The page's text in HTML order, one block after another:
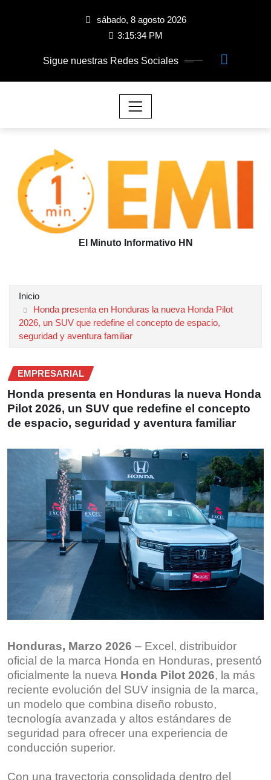
sábado, 8 agosto 2026
3:15:35 PM
Sigue nuestras Redes Sociales
El Minuto Informativo HN
Inicio
Honda presenta en Honduras la nueva Honda Pilot
2026, un SUV que redefine el concepto de espacio,
seguridad y aventura familiar
EMPRESARIAL
Honda presenta en Honduras la nueva Honda
Pilot 2026, un SUV que redefine el concepto
de espacio, seguridad y aventura familiar
Honduras, Marzo 2026 – Excel, distribuidor
oficial de la marca Honda en Honduras, presentó
oficialmente la nueva Honda Pilot 2026, la más
reciente evolución del SUV insignia de la marca,
un modelo que combina diseño robusto,
tecnología avanzada y altos estándares de
seguridad para ofrecer una experiencia de
conducción superior.
Con una trayectoria consolidada dentro del